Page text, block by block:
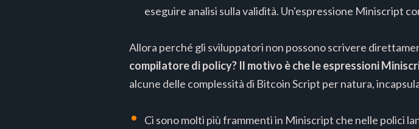
eseguire analisi sulla validità. Un'espressione Miniscript
Allora perché gli sviluppatori non possono scrivere
compilatore di policy? Il motivo è che le espressioni
alcune delle complessità di Bitcoin Script per natura,
Ci sono molti più frammenti in Miniscript che nelle polici